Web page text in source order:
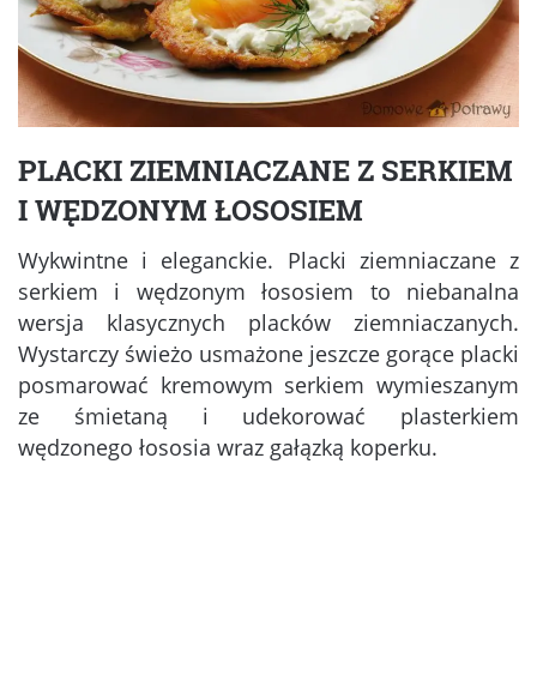
PLACKI ZIEMNIACZANE Z SERKIEM
I WĘDZONYM ŁOSOSIEM
Wykwintne i eleganckie. Placki ziemniaczane z
serkiem i wędzonym łososiem to niebanalna
wersja klasycznych placków ziemniaczanych.
Wystarczy świeżo usmażone jeszcze gorące placki
posmarować kremowym serkiem wymieszanym
ze śmietaną i udekorować plasterkiem
wędzonego łososia wraz gałązką koperku.